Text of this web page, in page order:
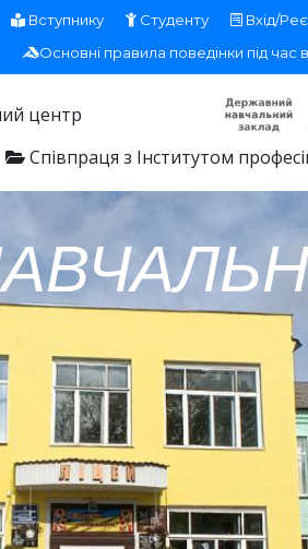
Вступнику Студенту
Вхід/
Основні правила поведінки під час
центр
Співпраця з Інститутом